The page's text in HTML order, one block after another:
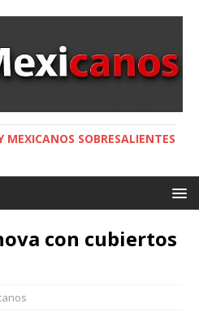
SOBRESALIENTES
con cubiertos